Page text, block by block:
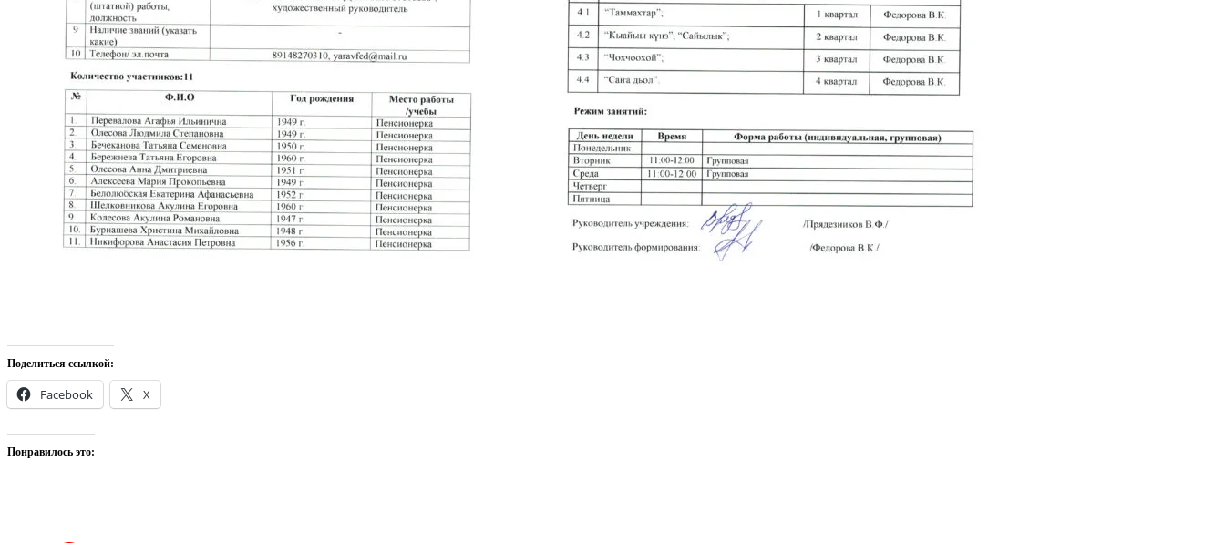
Поделиться ссылкой:
Facebook X
Понравилось это: